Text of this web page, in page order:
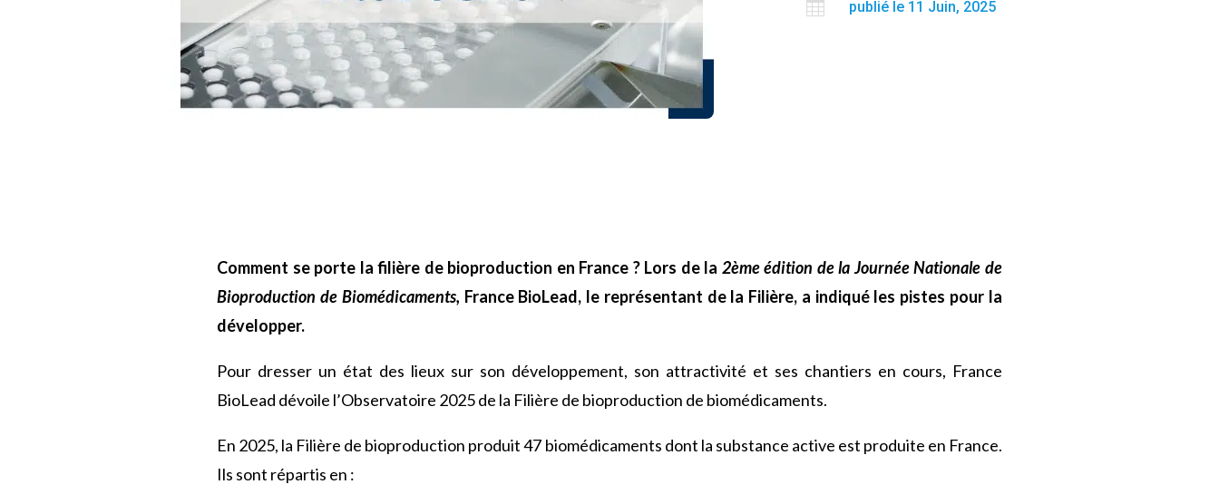
 publié le 11 Juin, 2025
Comment se porte la filière de bioproduction en France ? Lors de la 2ème édition de la Journée Nationale de
Bioproduction de Biomédicaments, France BioLead, le représentant de la Filière, a indiqué les pistes pour la
développer.
Pour dresser un état des lieux sur son développement, son attractivité et ses chantiers en cours, France
BioLead dévoile l’Observatoire 2025 de la Filière de bioproduction de biomédicaments.
En 2025, la Filière de bioproduction produit 47 biomédicaments dont la substance active est produite en France.
Ils sont répartis en :